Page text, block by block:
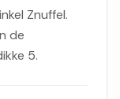
Znuffel.
de
5.